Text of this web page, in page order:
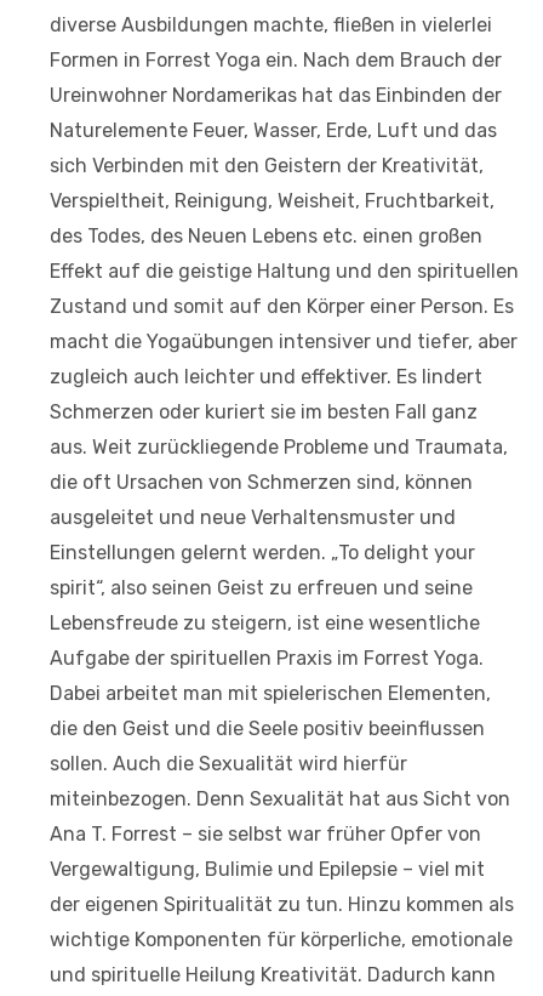
diverse Ausbildungen machte, fließen in vielerlei
Formen in Forrest Yoga ein. Nach dem Brauch der
Ureinwohner Nordamerikas hat das Einbinden der
Naturelemente Feuer, Wasser, Erde, Luft und das
sich Verbinden mit den Geistern der Kreativität,
Verspieltheit, Reinigung, Weisheit, Fruchtbarkeit,
des Todes, des Neuen Lebens etc. einen großen
Effekt auf die geistige Haltung und den spirituellen
Zustand und somit auf den Körper einer Person. Es
macht die Yogaübungen intensiver und tiefer, aber
zugleich auch leichter und effektiver. Es lindert
Schmerzen oder kuriert sie im besten Fall ganz
aus. Weit zurückliegende Probleme und Traumata,
die oft Ursachen von Schmerzen sind, können
ausgeleitet und neue Verhaltensmuster und
Einstellungen gelernt werden. „To delight your
spirit“, also seinen Geist zu erfreuen und seine
Lebensfreude zu steigern, ist eine wesentliche
Aufgabe der spirituellen Praxis im Forrest Yoga.
Dabei arbeitet man mit spielerischen Elementen,
die den Geist und die Seele positiv beeinflussen
sollen. Auch die Sexualität wird hierfür
miteinbezogen. Denn Sexualität hat aus Sicht von
Ana T. Forrest – sie selbst war früher Opfer von
Vergewaltigung, Bulimie und Epilepsie – viel mit
der eigenen Spiritualität zu tun. Hinzu kommen als
wichtige Komponenten für körperliche, emotionale
und spirituelle Heilung Kreativität. Dadurch kann